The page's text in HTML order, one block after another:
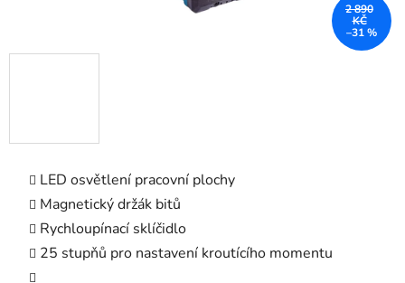
LED osvětlení pracovní plochy
Magnetický držák bitů
Rychloupínací sklíčidlo
25 stupňů pro nastavení kroutícího momentu
2 890
KČ
–31 %